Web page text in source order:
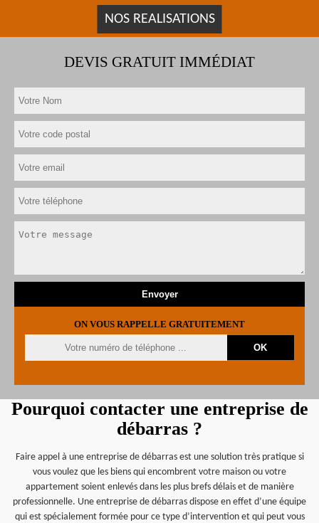
NOS REALISATIONS
DEVIS GRATUIT IMMÉDIAT
ON VOUS RAPPELLE GRATUITEMENT
Pourquoi contacter une entreprise de
débarras ?
Faire appel à une entreprise de débarras est une solution très pratique si
vous voulez que les biens qui encombrent votre maison ou votre
appartement soient enlevés dans les plus brefs délais et de manière
professionnelle. Une entreprise de débarras dispose en effet d’une équipe
qui est spécialement formée pour ce type d’intervention et qui peut vous